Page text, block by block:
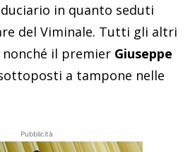
in quanto seduti
del Viminale. Tutti gli altri
il premier Giuseppe
a tampone nelle
Pubblicità